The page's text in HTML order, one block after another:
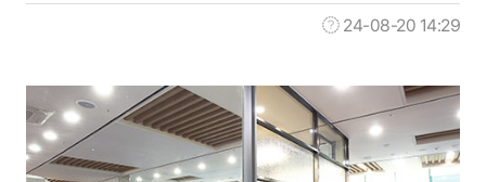
24-08-20 14:29